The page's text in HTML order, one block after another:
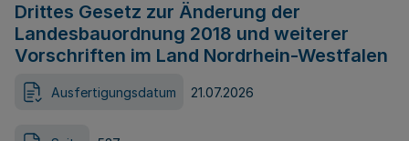
Drittes Gesetz zur Änderung der
Landesbauordnung 2018 und weiterer
Vorschriften im Land Nordrhein-Westfalen
Ausfertigungsdatum 21.07.2026